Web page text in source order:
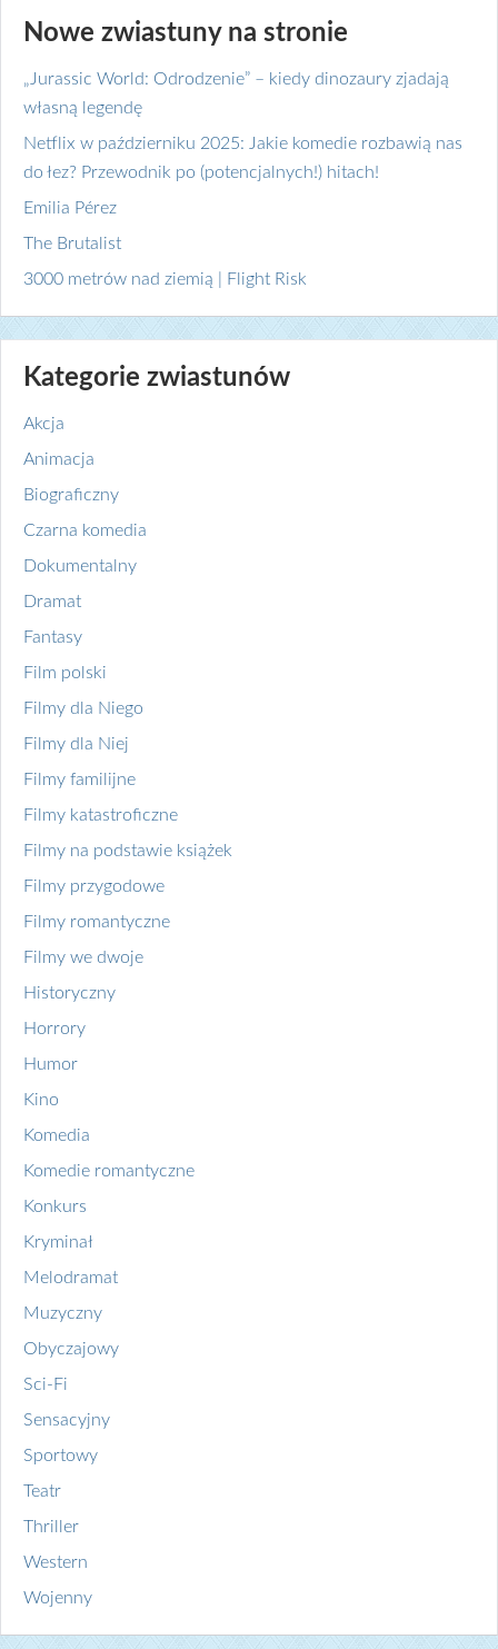
Nowe zwiastuny na stronie
„Jurassic World: Odrodzenie” – kiedy dinozaury zjadają
własną legendę
Netflix w październiku 2025: Jakie komedie rozbawią nas
do łez? Przewodnik po (potencjalnych!) hitach!
Emilia Pérez
The Brutalist
3000 metrów nad ziemią | Flight Risk
Kategorie zwiastunów
Akcja
Animacja
Biograficzny
Czarna komedia
Dokumentalny
Dramat
Fantasy
Film polski
Filmy dla Niego
Filmy dla Niej
Filmy familijne
Filmy katastroficzne
Filmy na podstawie książek
Filmy przygodowe
Filmy romantyczne
Filmy we dwoje
Historyczny
Horrory
Humor
Kino
Komedia
Komedie romantyczne
Konkurs
Kryminał
Melodramat
Muzyczny
Obyczajowy
Sci-Fi
Sensacyjny
Sportowy
Teatr
Thriller
Western
Wojenny